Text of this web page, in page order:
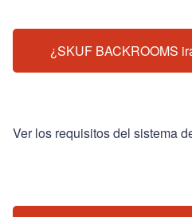
¿SKUF BACKROOMS
Ver los requisitos del sistema